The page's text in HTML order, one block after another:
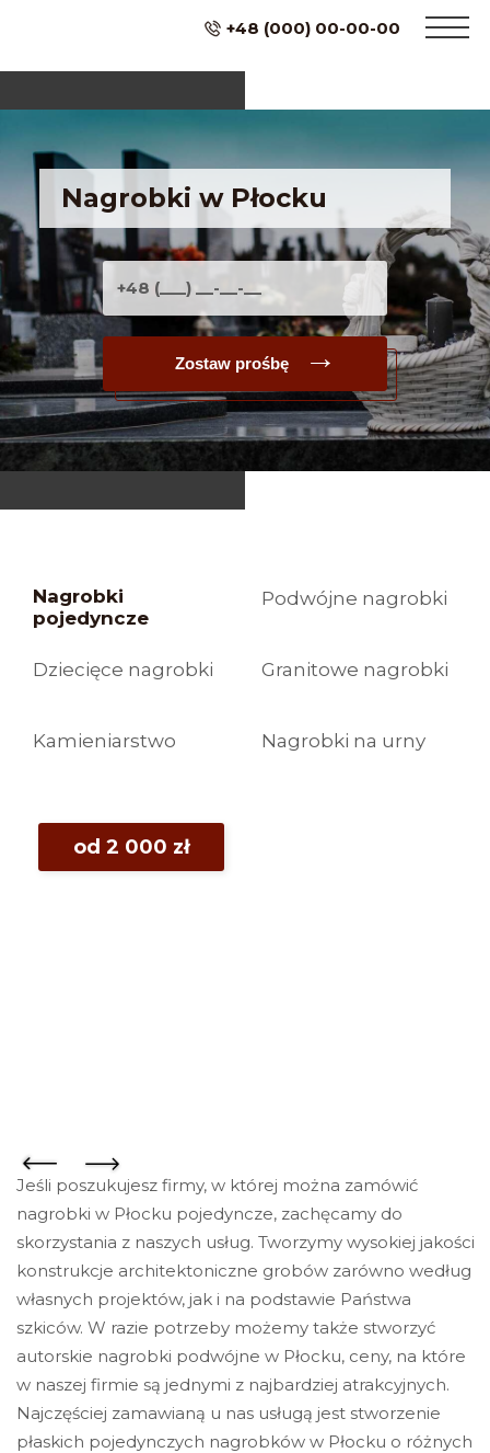
+48 (000) 00-00-00
Nagrobki w Płocku
Zostaw prośbę
Nagrobki
pojedyncze
Podwójne nagrobki
Dziecięce nagrobki Granitowe nagrobki
Kamieniarstwo Nagrobki na urny
Jeśli poszukujesz firmy, w której można zamówić
nagrobki w Płocku pojedyncze, zachęcamy do
skorzystania z naszych usług. Tworzymy wysokiej jakości
konstrukcje architektoniczne grobów zarówno według
własnych projektów, jak i na podstawie Państwa
szkiców. W razie potrzeby możemy także stworzyć
autorskie nagrobki podwójne w Płocku, ceny, na które
w naszej firmie są jednymi z najbardziej atrakcyjnych.
Najczęściej zamawianą u nas usługą jest stworzenie
płaskich pojedynczych nagrobków w Płocku o różnych
od 2 000 zł